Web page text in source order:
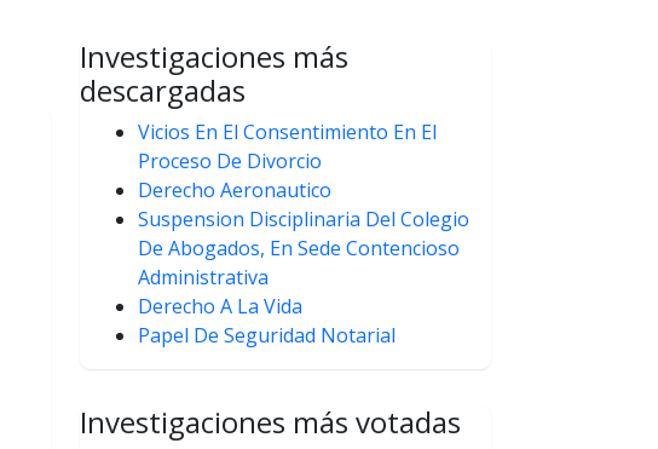
Investigaciones más
descargadas
Vicios En El Consentimiento En El
Proceso De Divorcio
Derecho Aeronautico
Suspension Disciplinaria Del Colegio
De Abogados, En Sede Contencioso
Administrativa
Derecho A La Vida
Papel De Seguridad Notarial
Investigaciones más votadas